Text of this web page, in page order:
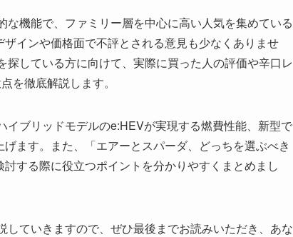
機能で、ファミリー層を中心に高い人気を集めている
インや価格面で不評とされる意見も少なくありませ
している方に向けて、実際に買った人の評価や辛口レ
を徹底解説します。
ブリッドモデルのe:HEVが実現する燃費性能、新型で
ます。また、「エアーとスパーダ、どっちを選ぶべき
する際に役立つポイントを分かりやすくまとめまし
ていきますので、ぜひ最後までお読みいただき、あな